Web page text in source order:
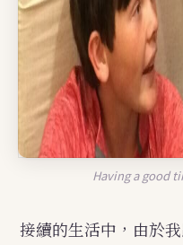
Having a good
接續的生活中，由於